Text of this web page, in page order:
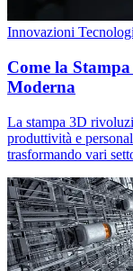
Innovazioni
Come la
Moderna
La stampa 3D
produttività e
trasformando vari